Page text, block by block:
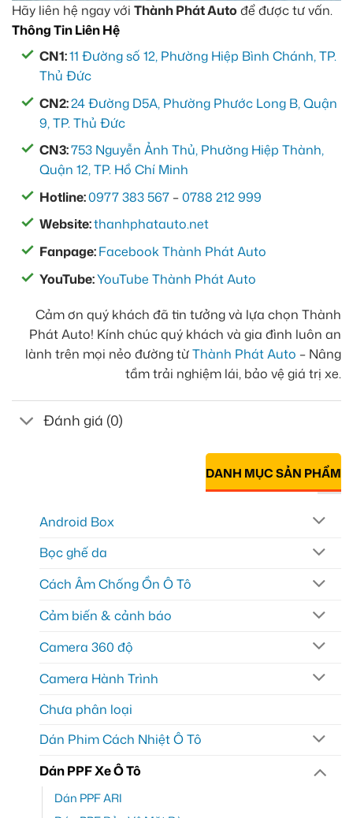
Hãy liên hệ ngay với Thành Phát Auto để được tư vấn.
Thông Tin Liên Hệ
CN1:11 Đường số 12, Phường Hiệp Bình Chánh, TP.
Thủ Đức
CN2:24 Đường D5A, Phường Phước Long B, Quận
9, TP. Thủ Đức
CN3:753 Nguyễn Ảnh Thủ, Phường Hiệp Thành,
Quận 12, TP. Hồ Chí Minh
Hotline:0977 383 567 –0788 212 999
Website:thanhphatauto.net
Fanpage:Facebook Thành Phát Auto
YouTube:YouTube Thành Phát Auto
Cảm ơn quý khách đã tin tưởng và lựa chọn Thành
Phát Auto! Kính chúc quý khách và gia đình luôn an
lành trên mọi nẻo đường từThành Phát Auto – Nâng
tầm trải nghiệm lái, bảo vệ giá trị xe.
Đánh giá (0)
DANH MỤC SẢN PHẨM
Android Box
Bọc ghế da
Cách Âm Chống Ồn Ô Tô
Cảm biến & cảnh báo
Camera 360 độ
Camera Hành Trình
Chưa phân loại
Dán Phim Cách Nhiệt Ô Tô
Dán PPF Xe Ô Tô
Dán PPF ARI